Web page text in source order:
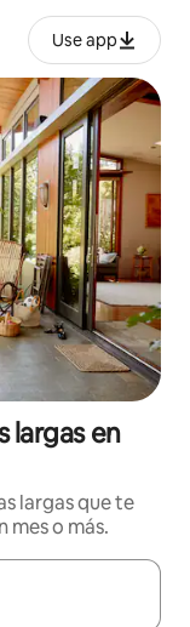
Use app
largas en
largas que te
mes o más.
podrás navegar